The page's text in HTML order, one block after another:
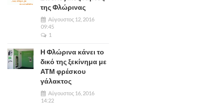
της Φλώρινας
Αύγουστος 12, 2016
09:45
1
Η Φλώρινα κάνει το
δικό της ξεκίνημα με
ΑΤΜ φρέσκου
γάλακτος
Αύγουστος 16, 2016
14:22